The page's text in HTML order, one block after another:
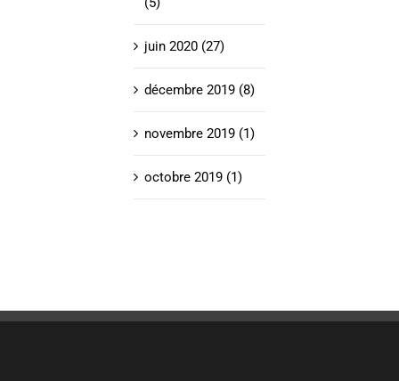
juin 2020 (27)
décembre 2019 (8)
novembre 2019 (1)
octobre 2019 (1)